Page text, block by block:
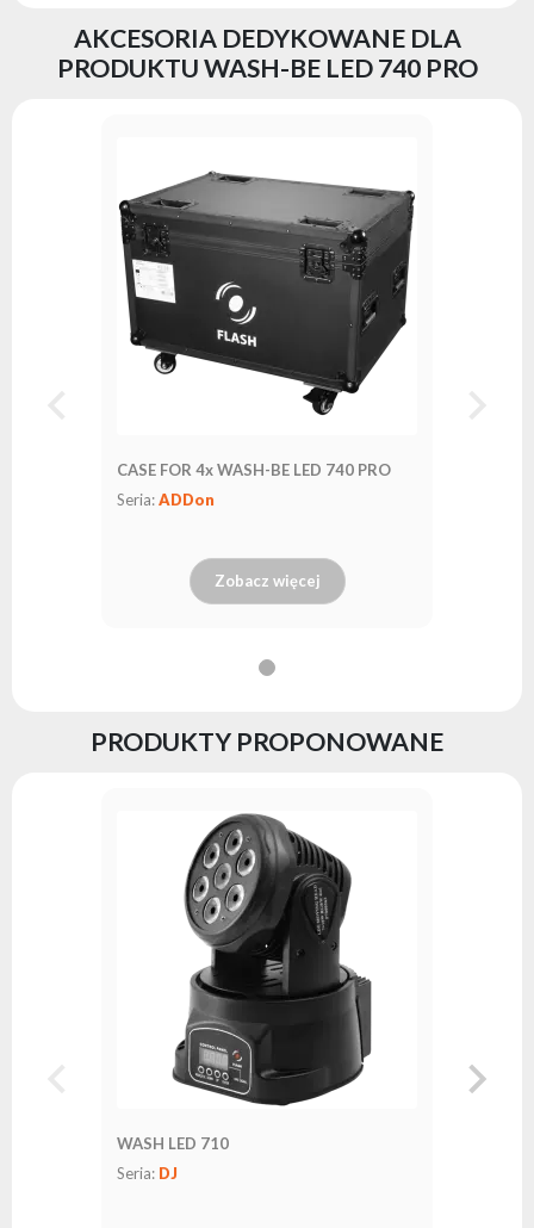
AKCESORIA DEDYKOWANE DLA
PRODUKTU WASH-BE LED 740 PRO
CASE FOR 4x WASH-BE LED 740 PRO
Seria:ADDon
Zobacz więcej
PRODUKTY PROPONOWANE
WASH LED 710
Seria: DJ